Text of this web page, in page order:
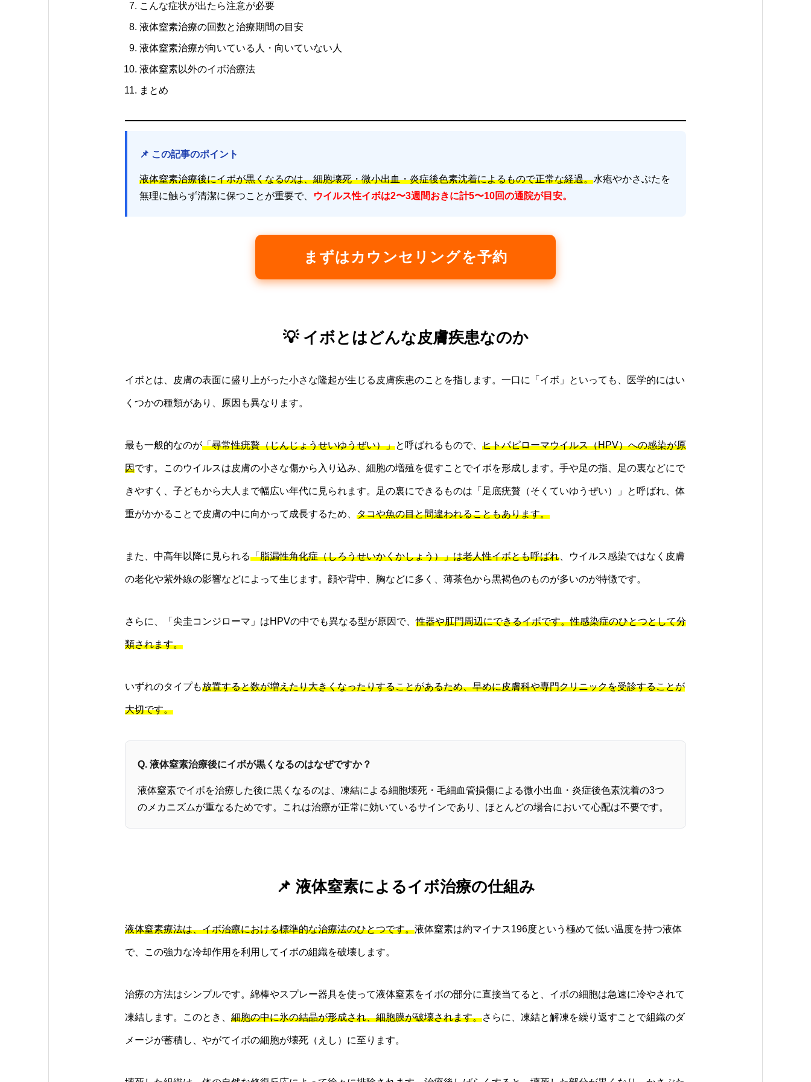
こんな症状が出たら注意が必要
液体窒素治療の回数と治療期間の目安
液体窒素治療が向いている人・向いていない人
液体窒素以外のイボ治療法
まとめ
📌 この記事のポイント
液体窒素治療後にイボが黒くなるのは、細胞壊死・微小出血・炎症後色素沈着によるもので正常な経過。水疱やかさぶたを
無理に触らず清潔に保つことが重要で、
ウイルス性イボは2〜3週間おきに計5〜10回の通院が目安。
まずはカウンセリングを予約
💡 イボとはどんな皮膚疾患なのか
イボとは、皮膚の表面に盛り上がった小さな隆起が生じる皮膚疾患のことを指します。一口に「イボ」といっても、医学的にはい
くつかの種類があり、原因も異なります。
最も一般的なのが「尋常性疣贅（じんじょうせいゆうぜい）」と呼ばれるもので、 ヒトパピローマウイルス（HPV）への感染が原
因です。このウイルスは皮膚の小さな傷から入り込み、細胞の増殖を促すことでイボを形成します。手や足の指、足の裏などにで
きやすく、子どもから大人まで幅広い年代に見られます。足の裏にできるものは「足底疣贅（そくていゆうぜい）」と呼ばれ、体
重がかかることで皮膚の中に向かって成長するため、 タコや魚の目と間違われることもあります。
また、中高年以降に見られる「脂漏性角化症（しろうせいかくかしょう）」は老人性イボとも呼ばれ 、ウイルス感染ではなく皮膚
の老化や紫外線の影響などによって生じます。顔や背中、胸などに多く、薄茶色から黒褐色のものが多いのが特徴です。
さらに、「尖圭コンジローマ」はHPVの中でも異なる型が原因で、性器や肛門周辺にできるイボです。性感染症のひとつとして分
類されます。
いずれのタイプも放置すると数が増えたり大きくなったりすることがあるため、早めに皮膚科や専門クリニックを受診することが
大切です。
Q. 液体窒素治療後にイボが黒くなるのはなぜですか？
液体窒素でイボを治療した後に黒くなるのは、凍結による細胞壊死・毛細血管損傷による微小出血・炎症後色素沈着の3つ
のメカニズムが重なるためです。これは治療が正常に効いているサインであり、ほとんどの場合において心配は不要です。
📌 液体窒素によるイボ治療の仕組み
液体窒素療法は、イボ治療における標準的な治療法のひとつです。液体窒素は約マイナス196度という極めて低い温度を持つ液体
で、この強力な冷却作用を利用してイボの組織を破壊します。
治療の方法はシンプルです。綿棒やスプレー器具を使って液体窒素をイボの部分に直接当てると、イボの細胞は急速に冷やされて
凍結します。このとき、 細胞の中に氷の結晶が形成され、細胞膜が破壊されます。さらに、凍結と解凍を繰り返すことで組織のダ
メージが蓄積し、やがてイボの細胞が壊死（えし）に至ります。